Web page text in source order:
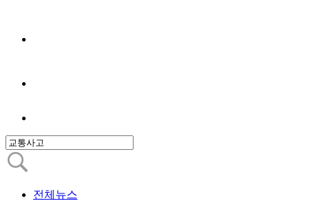
전체뉴스